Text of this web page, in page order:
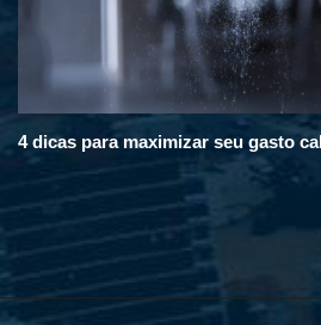
4 dicas para maximizar seu gasto